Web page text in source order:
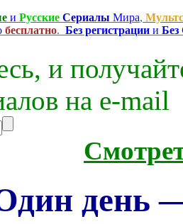
и Русские Сериалы Мира,
бесплатно. Без регистрации и
и
на e-mаil
день